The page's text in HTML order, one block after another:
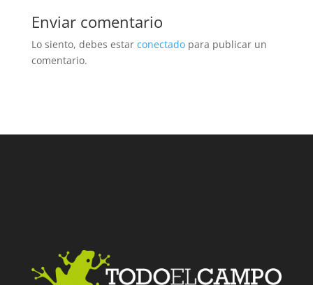
Enviar comentario
Lo siento, debes estar conectadopara publicar un
comentario.
Facebook